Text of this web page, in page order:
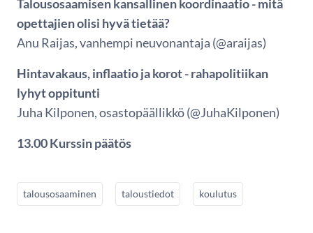
Talousosaamisen kansallinen koordinaatio - mitä
opettajien olisi hyvä tietää?
Anu Raijas, vanhempi neuvonantaja (@araijas)
Hintavakaus, inflaatio ja korot - rahapolitiikan
lyhyt oppitunti
Juha Kilponen, osastopäällikkö (@JuhaKilponen)
13.00 Kurssin päätös
talousosaaminen taloustiedot koulutus